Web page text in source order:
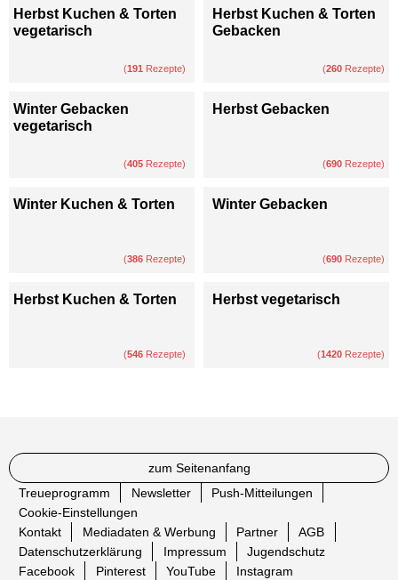
Herbst Kuchen & Torten
vegetarisch
(191 Rezepte)
Herbst Kuchen & Torten
Gebacken
(260 Rezepte)
Winter Gebacken
vegetarisch
(405 Rezepte)
Herbst Gebacken
(690 Rezepte)
Winter Kuchen & Torten
(386 Rezepte)
Winter Gebacken
(690 Rezepte)
Herbst Kuchen & Torten
(546 Rezepte)
Herbst vegetarisch
(1420 Rezepte)
zum Seitenanfang
Treueprogramm
Newsletter
Push-Mitteilungen
Cookie-Einstellungen
Kontakt
Mediadaten & Werbung Partner
AGB
Datenschutzerklärung
Impressum
Jugendschutz
Facebook
Pinterest YouTube Instagram